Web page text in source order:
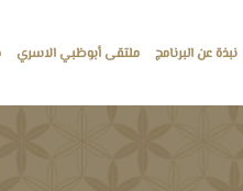
نبذة عن البرنامج ملتقى أبوظبي الاسري